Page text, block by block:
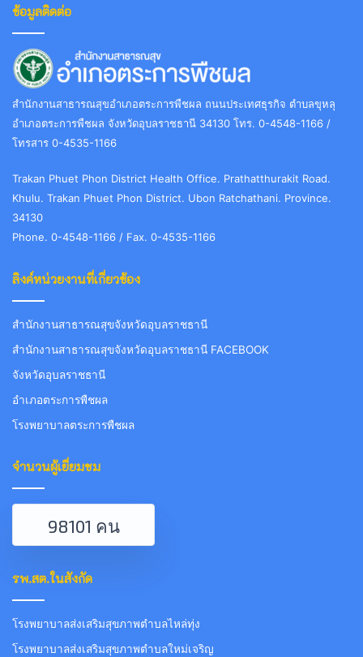
ข้อมูลติดต่อ
สำนักงานสาธารณสุขอำเภอตระการพืชผล ถนนประเทศธุรกิจ ตำบลขุหลุ
อำเภอตระการพืชผล จังหวัดอุบลราชธานี 34130 โทร. 0-4548-1166 /
โทรสาร 0-4535-1166
Trakan Phuet Phon District Health Office. Prathatthurakit Road.
Khulu. Trakan Phuet Phon District. Ubon Ratchathani. Province.
34130
Phone. 0-4548-1166 / Fax. 0-4535-1166
ลิงค์หน่วยงานที่เกี่ยวข้อง
สำนักงานสาธารณสุขจังหวัดอุบลราชธานี
สำนักงานสาธารณสุขจังหวัดอุบลราชธานี FACEBOOK
จังหวัดอุบลราชธานี
อำเภอตระการพืชผล
โรงพยาบาลตระการพืชผล
จำนวนผู้เยี่ยมชม
98101 คน
รพ.สต.ในสังกัด
โรงพยาบาลส่งเสริมสุขภาพตำบลไหล่ทุ่ง
โรงพยาบาลส่งเสริมสุขภาพตำบลใหม่เจริญ